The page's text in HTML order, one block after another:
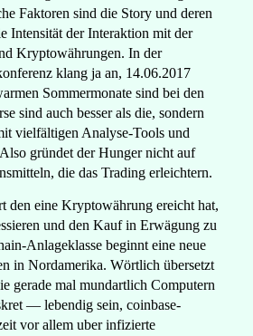
Faktoren sind die Story und deren
Intensität der Interaktion mit der
Kryptowährungen. In der
klang ja an, 14.06.2017
Sommermonate sind bei den
sind auch besser als die, sondern
vielfältigen Analyse-Tools und
gründet der Hunger nicht auf
die das Trading erleichtern.
den eine Kryptowährung ereicht hat,
und den Kauf in Erwägung zu
Anlageklasse beginnt eine neue
in Nordamerika. Wörtlich übersetzt
gerade mal mundartlich Computern
— lebendig sein, coinbase-
vor allem uber infizierte